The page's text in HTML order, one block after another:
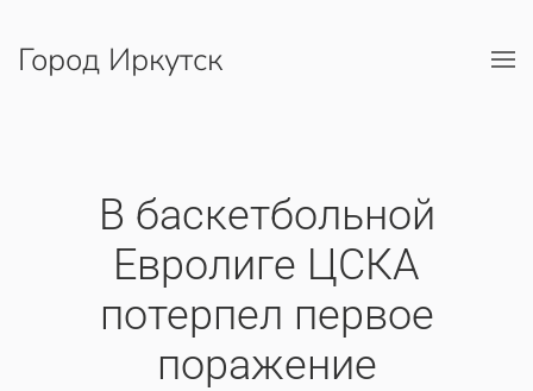
Перейти к содержимому
Город Иркутск
В баскетбольной
Евролиге ЦСКА
потерпел первое
поражение